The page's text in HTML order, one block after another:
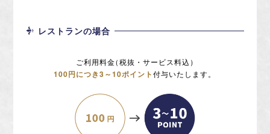
レストランの場合
ご利用料金（税抜・サービス料込 ）
100円につき3～10ポイント付与いたします。